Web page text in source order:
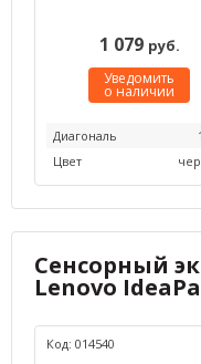
1 079 руб.
Уведомить
о наличии
Диагональ
Цвет
Сенсорный
Lenovo
Код: 014540